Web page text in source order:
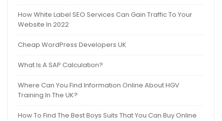
How White Label SEO Services Can Gain Traffic To Your
Website In 2022
Cheap WordPress Developers UK
What Is A SAP Calculation?
Where Can You Find Information Online About HGV
Training In The UK?
How To Find The Best Boys Suits That You Can Buy Online